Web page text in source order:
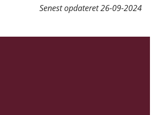
Senest opdateret26-09-2024